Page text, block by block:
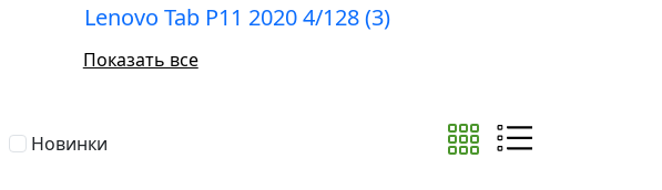
Lenovo Tab P11 2020 4/128 (3)
Показать все
Новинки